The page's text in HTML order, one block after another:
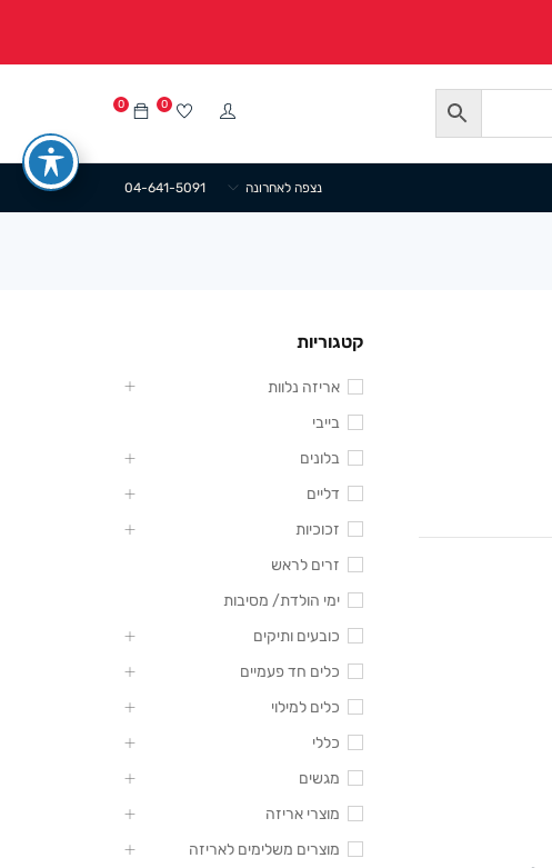
0 0
04-641-5091 נצפה לאחרונה
קטגוריות
אריזה נלוות
בייבי
בלונים
דליים
זכוכיות
זרים לראש
ימי הולדת/ מסיבות
כובעים ותיקים
כלים חד פעמיים
כלים למילוי
כללי
מגשים
מוצרי אריזה
מוצרים משלימים לאריזה